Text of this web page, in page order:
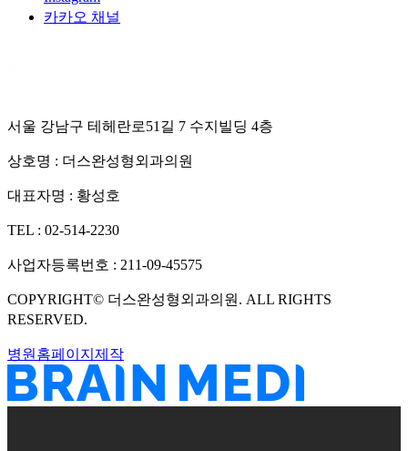
카카오 채널
서울 강남구 테헤란로51길 7 수지빌딩 4층
상호명 : 더스완성형외과의원
대표자명 : 황성호
TEL : 02-514-2230
사업자등록번호 : 211-09-45575
COPYRIGHT© 더스완성형외과의원 . ALL RIGHTS
RESERVED.
병원홈페이지제작